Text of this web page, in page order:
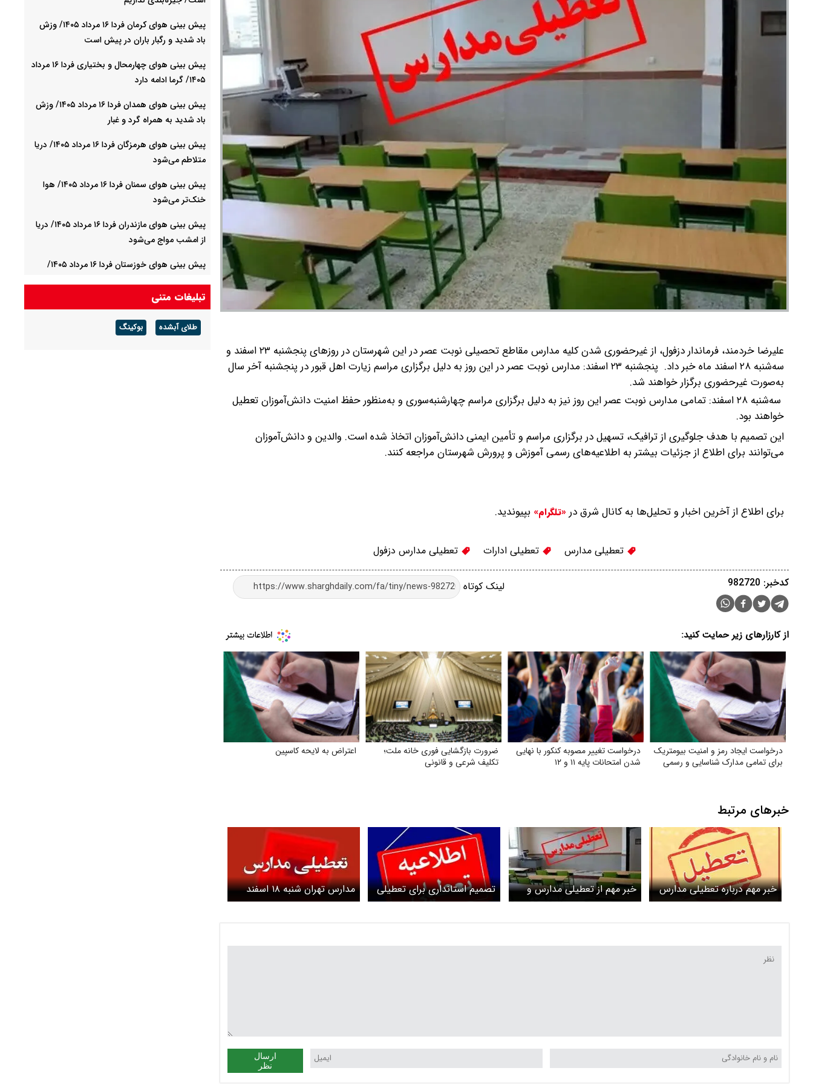
علیرضا خردمند، فرماندار دزفول، از غیرحضوری شدن کلیه مدارس مقاطع تحصیلی نوبت عصر در این شهرستان در روزهای پنجشنبه ۲۳ اسفند و
سه‌شنبه ۲۸ اسفند ماه خبر داد.
پنجشنبه ۲۳ اسفند: مدارس نوبت عصر در این روز به دلیل برگزاری مراسم زیارت اهل قبور در پنجشنبه آخر سال
به‌صورت غیرحضوری برگزار خواهند شد.
سه‌شنبه ۲۸ اسفند: تمامی مدارس نوبت عصر این روز نیز به دلیل برگزاری مراسم چهارشنبه‌سوری و به‌منظور حفظ امنیت دانش‌آموزان تعطیل
خواهند بود.
این تصمیم با هدف جلوگیری از ترافیک، تسهیل در برگزاری مراسم و تأمین ایمنی دانش‌آموزان اتخاذ شده است. والدین و دانش‌آموزان
می‌توانند برای اطلاع از جزئیات بیشتر به اطلاعیه‌های رسمی آموزش و پرورش شهرستان مراجعه کنند.
برای اطلاع از آخرین اخبار و تحلیل‌ها به کانال شرق در «تلگرام» بپیوندید.
تعطیلی مدارس تعطیلی ادارات تعطیلی مدارس دزفول
لینک کوتاه کدخبر: 982720
از کارزارهای زیر حمایت کنید:
درخواست ایجاد رمز و امنیت بیومتریک
برای تمامی مدارک شناسایی و رسمی
درخواست تغییر مصوبه کنکور با نهایی
شدن امتحانات پایه ۱۱ و ۱۲
ضرورت بازگشایی فوری خانه ملت؛
تکلیف شرعی و قانونی
اعتراض به لایحه کاسپین
خبرهای مرتبط
خبر مهم درباره تعطیلی مدارس
و ادارات تهران فردا یکشنبه 19
خبر مهم از تعطیلی مدارس و
ادارات؛ فردا یکشنبه ۱۹ اسفند
تصمیم استانداری برای تعطیلی
مدارس و ادارات تهران فردا
مدارس تهران شنبه ۱۸ اسفند
تعطیل است؟
ارسال
نظر
پیش بینی هوای کرمان فردا ۱۶ مرداد ۱۴۰۵/ وزش
باد شدید و رگبار باران در پیش است
پیش بینی هوای چهارمحال و بختیاری فردا ۱۶ مرداد
۱۴۰۵/ گرما ادامه دارد
پیش بینی هوای همدان فردا ۱۶ مرداد ۱۴۰۵/ وزش
باد شدید به همراه گرد و غبار
پیش بینی هوای هرمزگان فردا ۱۶ مرداد ۱۴۰۵/ دریا
متلاطم می‌شود
پیش بینی هوای سمنان فردا ۱۶ مرداد ۱۴۰۵/ هوا
خنک‌تر می‌شود
پیش بینی هوای مازندران فردا ۱۶ مرداد ۱۴۰۵/ دریا
از امشب مواج می‌شود
پیش بینی هوای خوزستان فردا ۱۶ مرداد ۱۴۰۵/
باد و رگبار پراکنده
تبلیغات متنی
طلای آبشده بوکینگ